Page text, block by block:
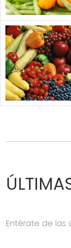
Entérate de las